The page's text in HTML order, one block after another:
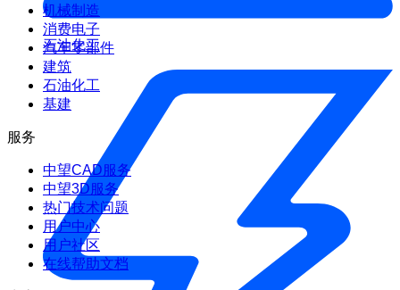
石油化工
机械制造
消费电子
汽车零部件
建筑
石油化工
基建
服务
中望CAD服务
中望3D服务
热门技术问题
用户中心
用户社区
在线帮助文档